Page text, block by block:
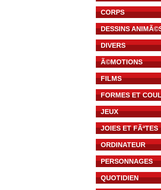
CORPS
DESSINS
DIVERS
Ã©MOTIONS
FILMS
FORMES ET
JEUX
JOIES ET FÃªTES
ORDINATEUR
PERSONNAGES
QUOTIDIEN